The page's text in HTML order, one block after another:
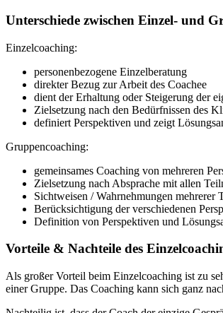
Unterschiede zwischen Einzel- und
Einzelcoaching:
personenbezogene Einzelberatung
direkter Bezug zur Arbeit des Coachee
dient der Erhaltung oder Steigerung der
Zielsetzung nach den Bedürfnissen des
definiert Perspektiven und zeigt
Gruppencoaching:
gemeinsames Coaching von mehreren
Zielsetzung nach Absprache mit allen
Sichtweisen / Wahrnehmungen mehrerer
Berücksichtigung der verschiedenen
Definition von Perspektiven und
Vorteile & Nachteile des
Als großer Vorteil beim Einzelcoaching ist zu
einer Gruppe. Das Coaching kann sich ganz